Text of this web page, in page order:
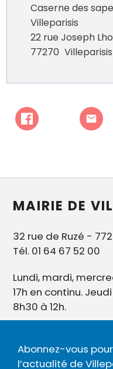
Caserne des
Villeparisis
22 rue Joseph
77270 Villeparisis
MAIRIE DE
32 rue de Ruzé -
Tél. 01 64 67 52 00
Lundi, mardi,
17h en continu.
8h30 à 12h.
Abonnez-vous
l’actualité de